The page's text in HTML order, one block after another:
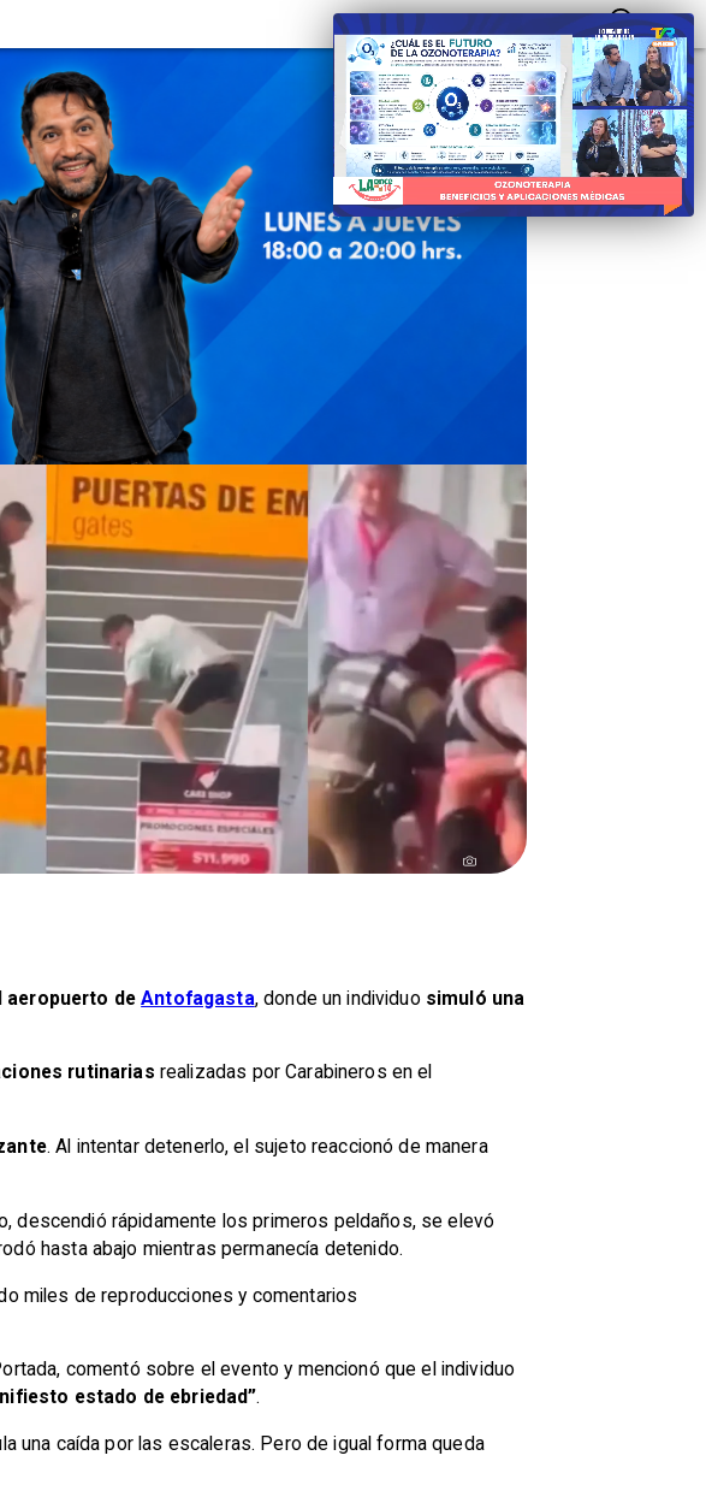
aeropuerto deAntofagasta, donde un individuo simuló una
rutinarias realizadas por Carabineros en el
. Al intentar detenerlo, el sujeto reaccionó de manera
descendió rápidamente los primeros peldaños, se elevó
hasta abajo mientras permanecía detenido.
miles de reproducciones y comentarios
comentó sobre el evento y mencionó que el individuo
estado de ebriedad”.
una caída por las escaleras. Pero de igual forma queda